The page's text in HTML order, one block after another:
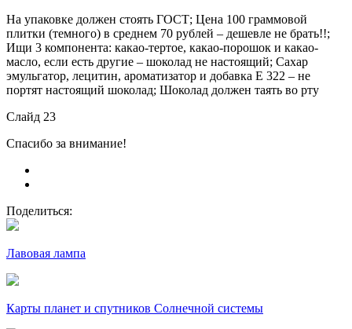
На упаковке должен стоять ГОСТ; Цена 100 граммовой
плитки (темного) в среднем 70 рублей – дешевле не брать!!;
Ищи 3 компонента: какао-тертое, какао-порошок и какао-
масло, если есть другие – шоколад не настоящий; Сахар
эмульгатор, лецитин, ароматизатор и добавка Е 322 – не
портят настоящий шоколад; Шоколад должен таять во рту
Слайд 23
Спасибо за внимание!
Поделиться:
Лавовая лампа
Карты планет и спутников Солнечной системы